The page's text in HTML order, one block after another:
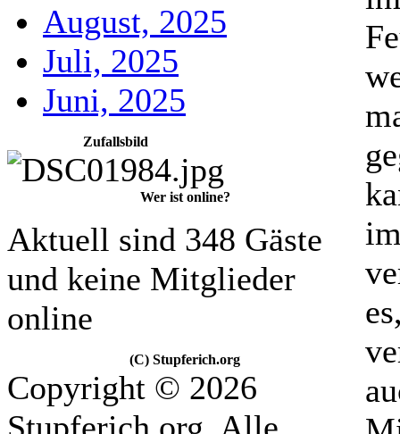
August, 2025
Juli, 2025
Juni, 2025
Zufallsbild
Wer ist online?
Aktuell sind 348 Gäste
und keine Mitglieder
online
(C) Stupferich.org
Copyright © 2026